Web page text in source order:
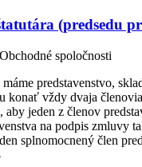
(predsedu
spoločnosti
predstavenstvo,
konať vždy dvaja
aby jeden z členov
na podpis zmluvy
splnomocnený člen